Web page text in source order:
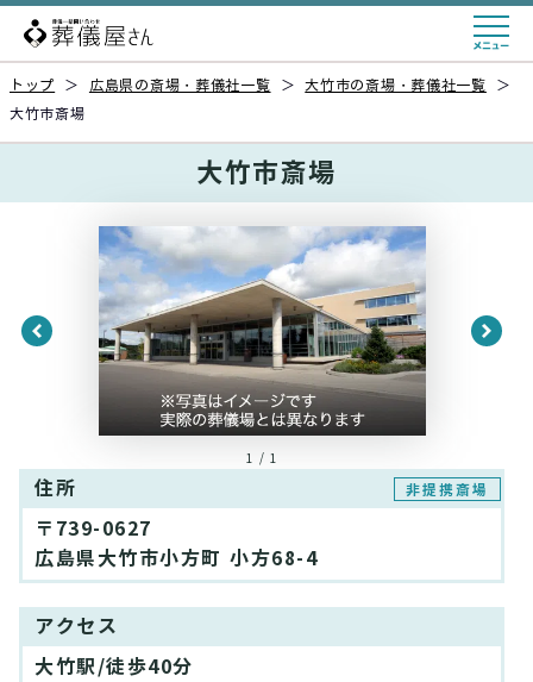
トップ ＞ 広島県の斎場・葬儀社一覧 ＞ 大竹市の斎場・葬儀社一覧
＞
大竹市斎場
大竹市斎場
1 / 1
住所 非提携斎場
〒739-0627
広島県大竹市小方町 小方68-4
アクセス
大竹駅/徒歩40分